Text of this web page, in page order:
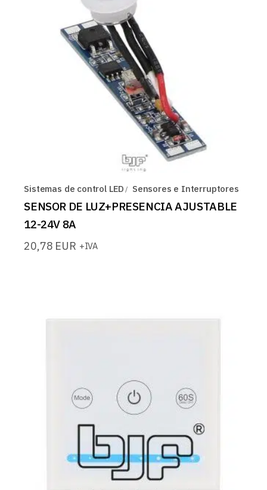
Sistemas de control LED Sensores e Interruptores
SENSOR DE LUZ+PRESENCIA AJUSTABLE
12-24V 8A
20,78 EUR +IVA